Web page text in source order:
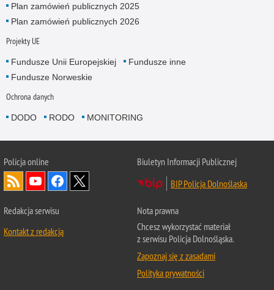
Plan zamówień publicznych 2025
Plan zamówień publicznych 2026
Projekty UE
Fundusze Unii Europejskiej
Fundusze inne
Fundusze Norweskie
Ochrona danych
DODO RODO MONITORING
Policjaonline
Biuletyn Informacji Publicznej
BIP Policja Dolnośląska
Redakcja serwisu
Kontakt z redakcją
Nota prawna
Chcesz wykorzystać materiał
z serwisu Policja Dolnośląska.
Zapoznaj się z zasadami
Polityka prywatności